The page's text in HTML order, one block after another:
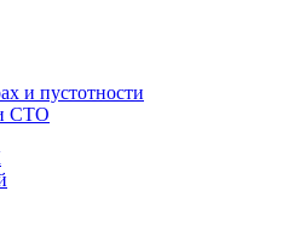
и пустотности
СТО